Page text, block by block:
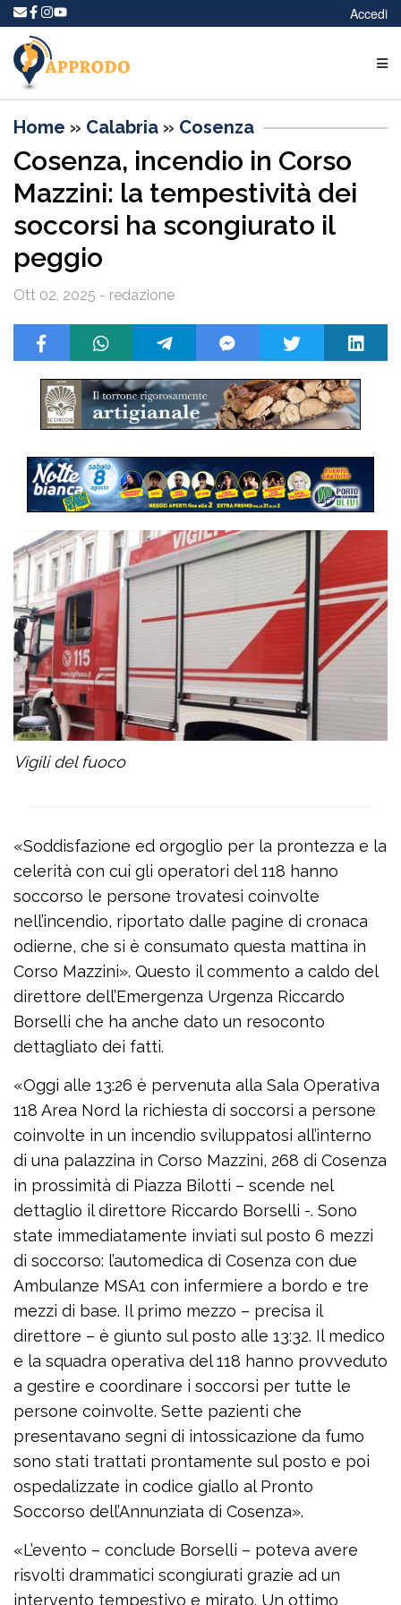
Accedi
Home » Calabria » Cosenza
Cosenza, incendio in Corso
Mazzini: la tempestività dei
soccorsi ha scongiurato il
peggio
Ott 02, 2025 - redazione
Vigili del fuoco
«Soddisfazione ed orgoglio per la prontezza e la
celerità con cui gli operatori del 118 hanno
soccorso le persone trovatesi coinvolte
nell’incendio, riportato dalle pagine di cronaca
odierne, che si è consumato questa mattina in
Corso Mazzini». Questo il commento a caldo del
direttore dell’Emergenza Urgenza Riccardo
Borselli che ha anche dato un resoconto
dettagliato dei fatti.
«Oggi alle 13:26 è pervenuta alla Sala Operativa
118 Area Nord la richiesta di soccorsi a persone
coinvolte in un incendio sviluppatosi all’interno
di una palazzina in Corso Mazzini, 268 di Cosenza
in prossimità di Piazza Bilotti – scende nel
dettaglio il direttore Riccardo Borselli -. Sono
state immediatamente inviati sul posto 6 mezzi
di soccorso: l’automedica di Cosenza con due
Ambulanze MSA1 con infermiere a bordo e tre
mezzi di base. Il primo mezzo – precisa il
direttore – è giunto sul posto alle 13:32. Il medico
e la squadra operativa del 118 hanno provveduto
a gestire e coordinare i soccorsi per tutte le
persone coinvolte. Sette pazienti che
presentavano segni di intossicazione da fumo
sono stati trattati prontamente sul posto e poi
ospedalizzate in codice giallo al Pronto
Soccorso dell’Annunziata di Cosenza».
«L’evento – conclude Borselli – poteva avere
risvolti drammatici scongiurati grazie ad un
intervento tempestivo e mirato. Un ottimo